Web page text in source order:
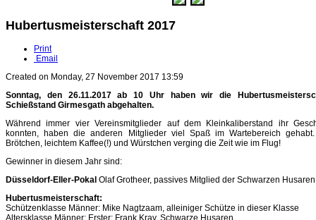
Hubertusmeisterschaft 2017
Print
Email
Created on Monday, 27 November 2017 13:59
Sonntag, den 26.11.2017 ab 10 Uhr haben wir die
Schießstand Girmesgath abgehalten.
Während immer vier Vereinsmitglieder auf dem Kleinkaliberstand ihr
konnten, haben die anderen Mitglieder viel Spaß im Wartebereich
Brötchen, leichtem Kaffee(!) und Würstchen verging die Zeit wie im Flug!
Gewinner in diesem Jahr sind:
Düsseldorf-Eller-Pokal Olaf Grotheer, passives Mitglied der Schwarzen Husaren
Hubertusmeisterschaft:
Schützenklasse Männer: Mike Nagtzaam, alleiniger Schütze in dieser Klasse
Altersklasse Männer: Erster: Frank Kray, Schwarze Husaren